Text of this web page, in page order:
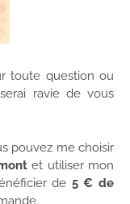
toute question ou
ravie de vous
pouvez me choisir
et utiliser mon
de 5 € de